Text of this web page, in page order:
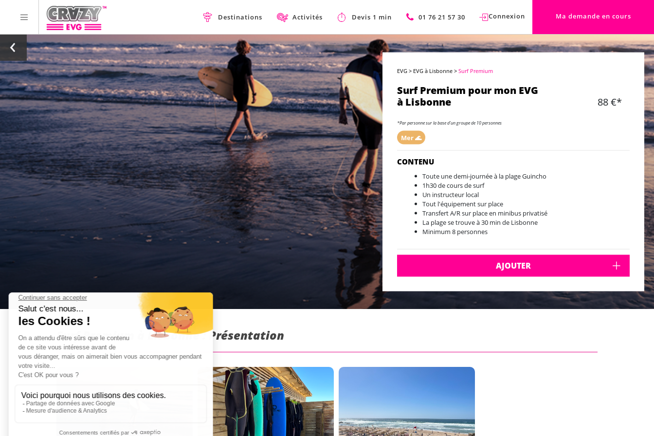
Destinations Activités Devis 1 min 01 76 21 57 30 Connexion Ma demande en cours
EVG > EVG à Lisbonne >Surf Premium
Surf Premium pour mon EVG
à Lisbonne
88 €*
*Par personne sur la base d'un groupe de 10 personnes
Mer 🌊
CONTENU
Toute une demi-journée à la plage Guincho
1h30 de cours de surf
Un instructeur local
Tout l'équipement sur place
Transfert A/R sur place en minibus privatisé
La plage se trouve à 30 min de Lisbonne
Minimum 8 personnes
AJOUTER
Surf Premium à Lisbonne : Présentation